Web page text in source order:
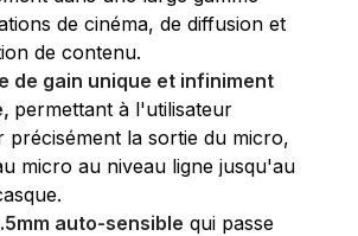
de cinéma, de diffusion et
de contenu.
de gain unique et infiniment
permettant à l'utilisateur
précisément la sortie du micro,
micro au niveau ligne jusqu'au
auto-sensible qui passe